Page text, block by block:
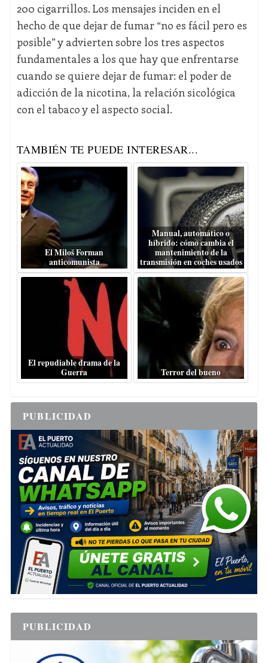
200 cigarrillos. Los mensajes inciden en el
hecho de que dejar de fumar “no es fácil pero es
posible” y advierten sobre los tres aspectos
fundamentales a los que hay que enfrentarse
cuando se quiere dejar de fumar: el poder de
adicción de la nicotina, la relación sicológica
con el tabaco y el aspecto social.
TAMBIÉN TE PUEDE INTERESAR...
El Miloš Forman
anticomunista
Manual, automático o
híbrido: cómo cambia el
mantenimiento de la
transmisión en coches usados
El repudiable drama de la
Guerra
Terror del bueno
PUBLICIDAD
PUBLICIDAD